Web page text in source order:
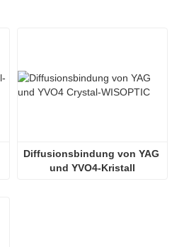
Diffusionsbindung von YAG
und YVO4-Kristall